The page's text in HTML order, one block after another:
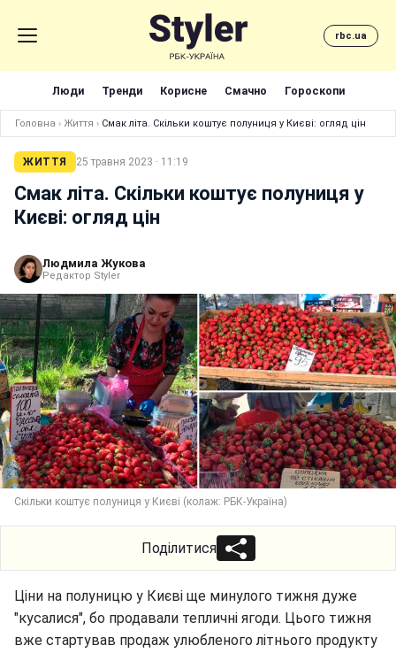
rbc.ua
Люди Тренди Корисне Смачно Гороскопи
Головна › Життя › Смак літа. Скільки коштує полуниця у Києві: огляд цін
ЖИТТЯ 25 травня 2023 · 11:19
Смак літа. Скільки коштує полуниця у
Києві: огляд цін
Людмила Жукова
Редактор Styler
Скільки коштує полуниця у Києві (колаж: РБК-Україна)
Поділитися
Ціни на полуницю у Києві ще минулого тижня дуже
"кусалися", бо продавали тепличні ягоди. Цього тижня
вже стартував продаж улюбленого літнього продукту